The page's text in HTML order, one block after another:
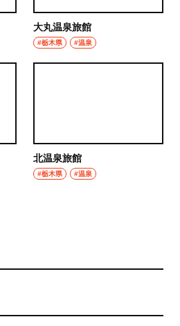
大丸温泉旅館
#栃木県 #温泉
北温泉旅館
#栃木県 #温泉